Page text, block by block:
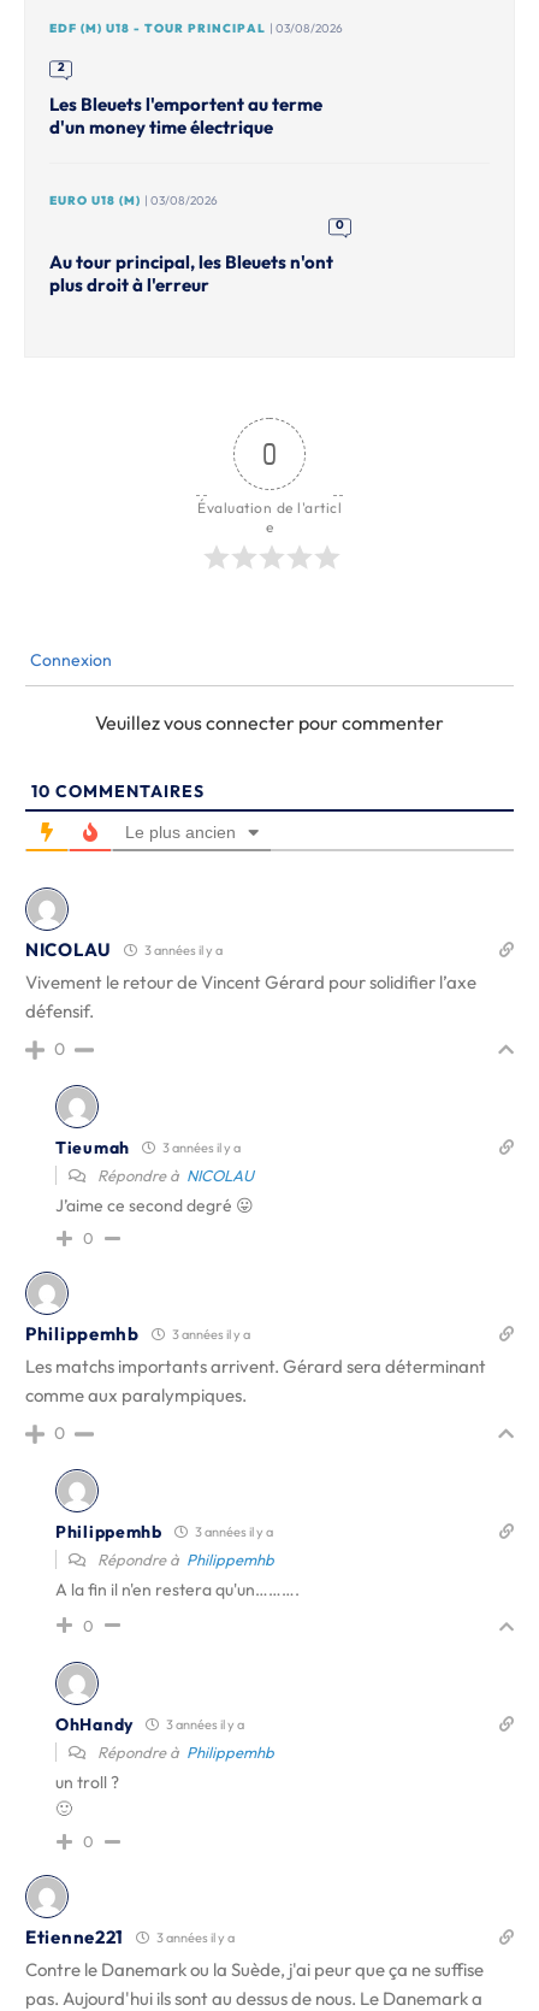
EDF (M) U18 - TOUR PRINCIPAL | 03/08/2026
2
Les Bleuets l'emportent au terme
d'un money time électrique
EURO U18 (M) | 03/08/2026
0
Au tour principal, les Bleuets n'ont
plus droit à l'erreur
0
Évaluation de l'articl
e
Connexion
Veuillez vous connecter pour commenter
10 COMMENTAIRES
Le plus ancien
NICOLAU 3 années il y a
Vivement le retour de Vincent Gérard pour solidifier l’axe
défensif.
0
Tieumah 3 années il y a
Répondre à NICOLAU
J’aime ce second degré 😛
0
Philippemhb 3 années il y a
Les matchs importants arrivent. Gérard sera déterminant
comme aux paralympiques.
0
Philippemhb 3 années il y a
Répondre à Philippemhb
A la fin il n'en restera qu'un……….
0
OhHandy 3 années il y a
Répondre à Philippemhb
un troll ?
🙂
0
Etienne221 3 années il y a
Contre le Danemark ou la Suède, j'ai peur que ça ne suffise
pas. Aujourd'hui ils sont au dessus de nous. Le Danemark a